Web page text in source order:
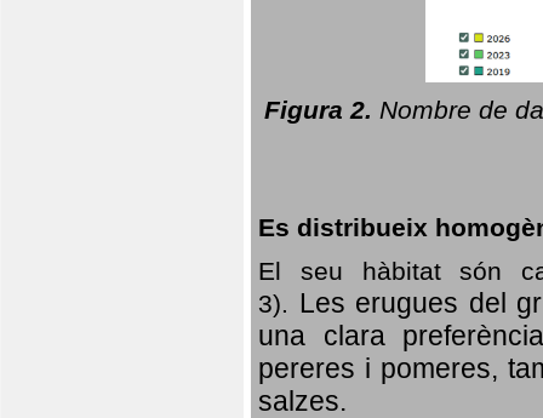
Figura 2. Nombre de
Es distribueix
El seu hàbitat són
3). Les erugues del
una clara
pereres i pomeres,
salzes.